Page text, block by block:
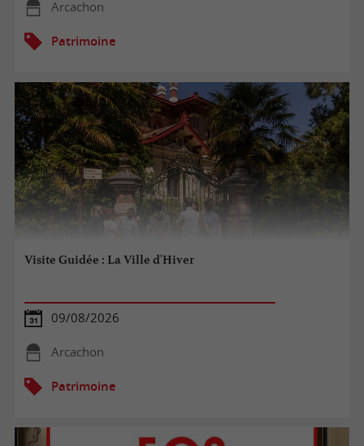
Arcachon
Patrimoine
Visite Guidée : La Ville d'Hiver
09/08/2026
Arcachon
Patrimoine